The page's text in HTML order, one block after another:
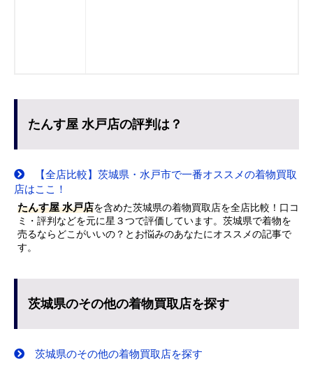
たんす屋 水戸店の評判は？
【全店比較】茨城県・水戸市で一番オススメの着物買取
店はここ！
たんす屋 水戸店を含めた茨城県の着物買取店を全店比較！口コ
ミ・評判などを元に星３つで評価しています。茨城県で着物を
売るならどこがいいの？とお悩みのあなたにオススメの記事で
す。
茨城県のその他の着物買取店を探す
茨城県のその他の着物買取店を探す